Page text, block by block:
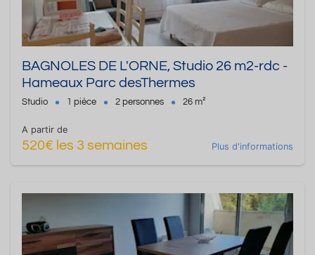
BAGNOLES DE L'ORNE, Studio 26 m2-rdc -
Hameaux Parc desThermes
Studio 1 pièce 2 personnes 26 m²
A partir de
520€ les 3 semaines Plus d'informations